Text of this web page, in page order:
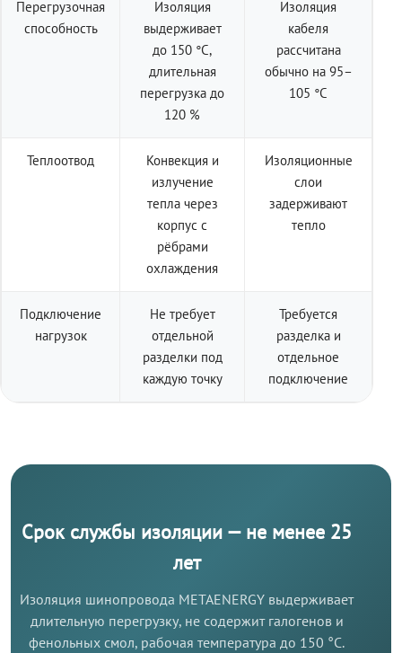
Перегрузочная
способность
Изоляция
выдерживает
до 150 °C,
длительная
перегрузка до
120 %
Изоляция
кабеля
рассчитана
обычно на 95–
105 °C
Теплоотвод
Конвекция и
излучение
тепла через
корпус с
рёбрами
охлаждения
Изоляционные
слои
задерживают
тепло
Подключение
нагрузок
Не требует
отдельной
разделки под
каждую точку
Требуется
разделка и
отдельное
подключение
Срок службы изоляции — не менее 25
лет
Изоляция шинопровода METAENERGY выдерживает
длительную перегрузку, не содержит галогенов и
фенольных смол, рабочая температура до 150 °C.